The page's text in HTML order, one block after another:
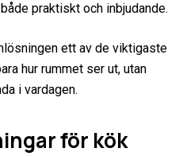
praktiskt och inbjudande.
ett av de viktigaste
hur rummet ser ut, utan
i vardagen.
för kök